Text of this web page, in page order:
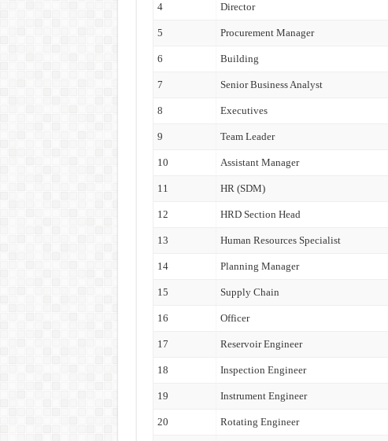
4 Director
5 Procurement Manager
6 Building
7 Senior Business Analyst
8 Executives
9 Team Leader
10 Assistant Manager
11 HR (SDM)
12 HRD Section Head
13 Human Resources Specialist
14 Planning Manager
15 Supply Chain
16 Officer
17 Reservoir Engineer
18 Inspection Engineer
19 Instrument Engineer
20 Rotating Engineer